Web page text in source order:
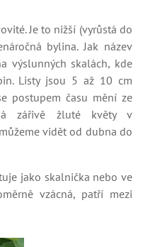
Je to nižší (vyrůstá do
bylina. Jak název
výslunných skalách, kde
Listy jsou 5 až 10 cm
postupem času mění ze
zářivě žluté květy v
vidět od dubna do
jako skalnička nebo ve
vzácná, patří mezi